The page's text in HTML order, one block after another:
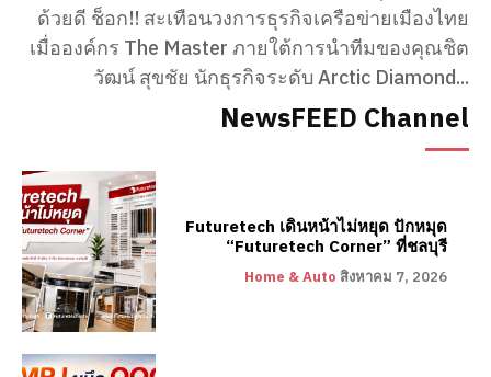
ด้วยดี ช็อก!! สะเทือนวงการธุรกิจเครือข่ายเมืองไทย
เมื่อองค์กร The Master ภายใต้การนำทีมของคุณชิต
วัฒน์ สุขชัย นักธุรกิจระดับ Arctic Diamond...
NewsFEED Channel
Futuretech เดินหน้าไม่หยุด ปักหมุด
“Futuretech Corner” ที่ชลบุรี
Home & Auto สิงหาคม 7, 2026